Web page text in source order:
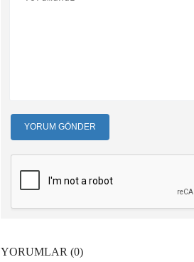
YORUM GÖNDER
YORUMLAR (0)